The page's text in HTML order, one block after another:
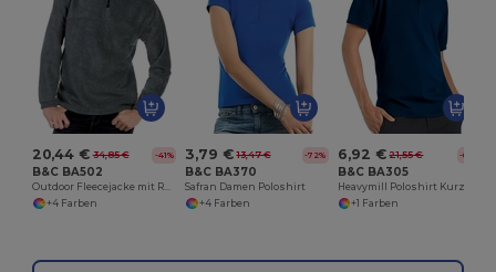
20,44 € 34,85 € -41%
B&C BA502
Outdoor Fleecejacke mit Reißverschluss und Taschen
+4 Farben
3,79 € 13,47 € -72%
B&C BA370
Safran Damen Poloshirt
+4 Farben
6,92 € 21,55 € -68%
B&C BA305
+1 Farben